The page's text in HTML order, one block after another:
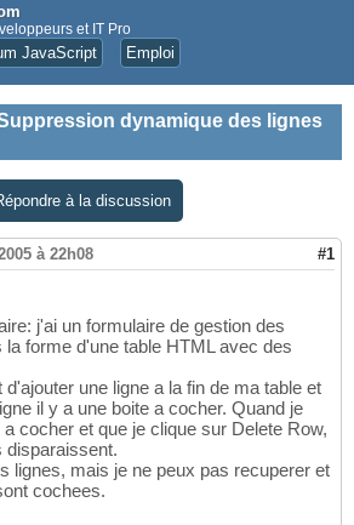
et IT Pro
JavaScript Emploi
dynamique des lignes
à la discussion
à 22h08 #1
j'ai un formulaire de gestion des
forme d'une table HTML avec des
une ligne a la fin de ma table et
il y a une boite a cocher. Quand je
cocher et que je clique sur Delete Row,
disparaissent.
lignes, mais je ne peux pas recuperer et
cochees.